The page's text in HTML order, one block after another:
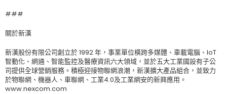
###
關於新漢
新漢股份有限公司創立於 1992 年，事業單位橫跨多媒體、車載電腦、IoT
智動化、網通、智能監控及醫療資訊六大領域，並於五大工業國設有子公
司提供全球營銷服務。積極迎接物聯網浪潮，新漢擴大產品組合，並致力
於物聯網、機器人、車聯網、工業4.0及工業網安的新興應用。
www.nexcom.com